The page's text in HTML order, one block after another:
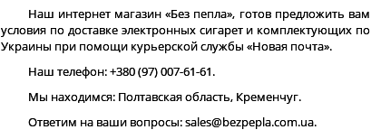
Наш интернет магазин «Без пепла», готов предложить
условия по доставке электронных сигарет и комплектующих
Украины при помощи курьерской службы «Новая почта».
Наш телефон: +380 (97) 007-61-61.
Мы находимся: Полтавская область, Кременчуг.
Ответим на ваши вопросы: sales@bezpepla.com.ua.